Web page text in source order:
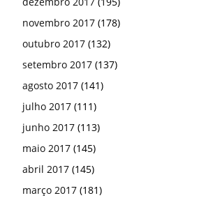
novembro 2017 (178)
outubro 2017 (132)
setembro 2017 (137)
agosto 2017 (141)
julho 2017 (111)
junho 2017 (113)
maio 2017 (145)
abril 2017 (145)
março 2017 (181)